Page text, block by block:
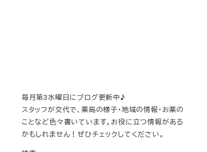
毎月第3水曜日にブログ更新中♪
スタッフが交代で、薬局の様子・地域の情報・お薬の
ことなど色々書いています。お役に立つ情報がある
かもしれません！ぜひチェックしてください。